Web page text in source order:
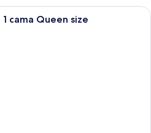
Caja de seguridad en la habitación,
cama Queen size